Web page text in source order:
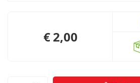
+370 68306302
€2,00